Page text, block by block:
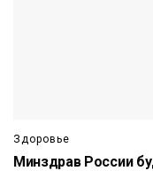
Здоровье
Минздрав России